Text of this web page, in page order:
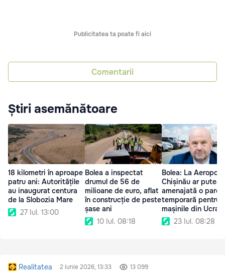
Publicitatea ta poate fi aici
Comentarii
Știri asemănătoare
18 kilometri în aproape
patru ani: Autoritățile
au inaugurat centura
de la Slobozia Mare
27 Iul. 13:00
Bolea a inspectat
drumul de 56 de
milioane de euro, aflat
în construcție de peste
șase ani
10 Iul. 08:18
Bolea: La
Chișinău ar putea
amenajată o
temporară pentru
mașinile din
23 Iul. 08:28
Realitatea 2 iunie 2026, 13:33 13 099